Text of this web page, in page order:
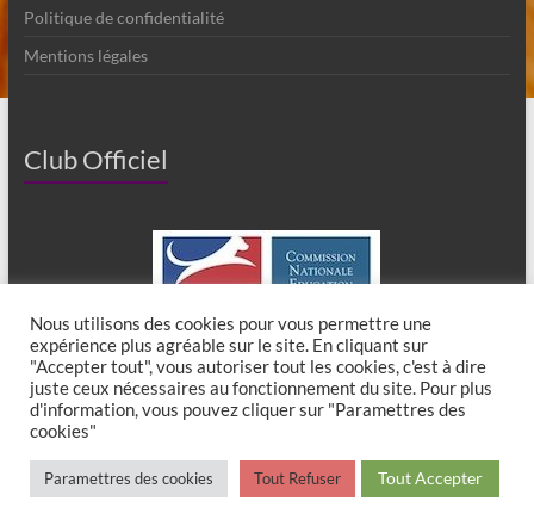
Politique de confidentialité
Mentions légales
Club Officiel
Copyright © 2026Club Canin de Chaumes en Brie. All rights reserved. Theme
Spaciousby ThemeGrill. Powered by: WordPress.
Nous utilisons des cookies pour vous permettre une
expérience plus agréable sur le site. En cliquant sur
"Accepter tout", vous autoriser tout les cookies, c'est à dire
juste ceux nécessaires au fonctionnement du site. Pour plus
d'information, vous pouvez cliquer sur "Paramettres des
cookies"
Paramettres des cookies Tout Refuser Tout Accepter